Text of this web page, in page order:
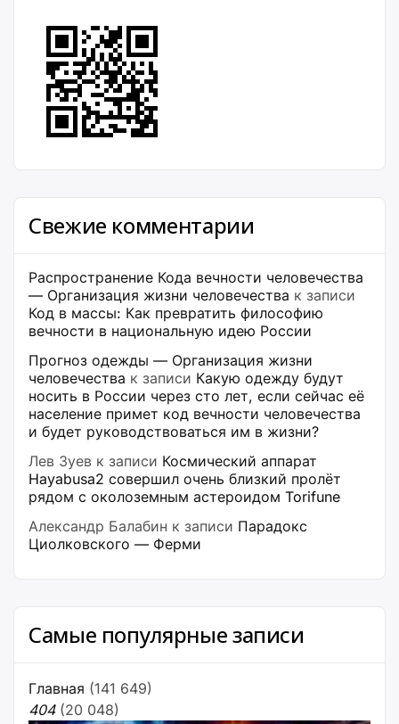
Свежие комментарии
Распространение Кода вечности человечества
— Организация жизни человечества к записи
Код в массы: Как превратить философию
вечности в национальную идею России
Прогноз одежды — Организация жизни
человечества к записи Какую одежду будут
носить в России через сто лет, если сейчас её
население примет код вечности человечества
и будет руководствоваться им в жизни?
Лев Зуев к записи Космический аппарат
Hayabusa2 совершил очень близкий пролёт
рядом с околоземным астероидом Torifune
Александр Балабин к записи Парадокс
Циолковского — Ферми
Самые популярные записи
Главная (141 649)
404 (20 048)